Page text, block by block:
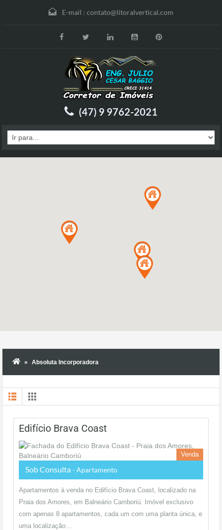
E-mail : contato@litoralvertical.com
(47) 9 9762-2021
Absoluta Incorporadora
Edifício Brava Coast
Venda
Sob Consulta - Apartamento
Apartamentos à venda no Edifício Brava Coast, localizado na
Praia dos Amores, em Balneário Camboriú. Imóvel exclusivo
com apenas 8 apartamentos, cada um com uma planta única, e
uma localização…